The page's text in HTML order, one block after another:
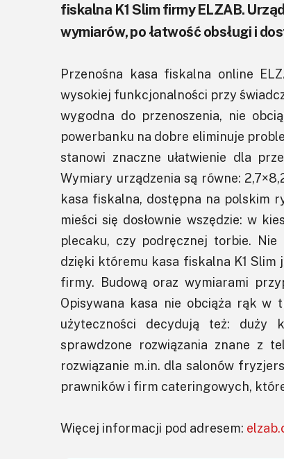
fiskalna K1 Slim firmy ELZAB.
wymiarów, po łatwość obsługi i
Przenośna kasa fiskalna online
wysokiej funkcjonalności przy
wygodna do przenoszenia, nie
powerbanku na dobre eliminuje
stanowi znaczne ułatwienie dla
Wymiary urządzenia są równe:
kasa fiskalna, dostępna na polskim
mieści się dosłownie wszędzie: w
plecaku, czy podręcznej torbie. Nie
dzięki któremu kasa fiskalna K1 Slim
firmy. Budową oraz wymiarami
Opisywana kasa nie obciąża rąk w
użyteczności decydują też: duży
sprawdzone rozwiązania znane z
rozwiązanie m.in. dla salonów
prawników i firm cateringowych,
Więcej informacji pod adresem: